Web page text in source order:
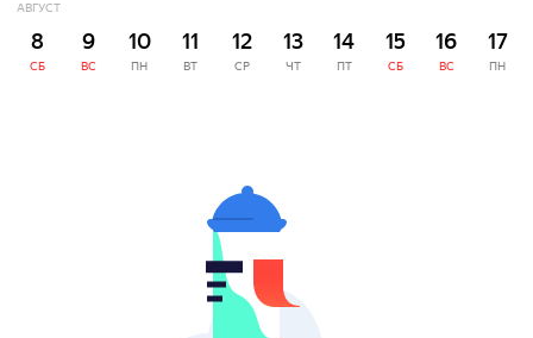
АВГУСТ
8
СБ
9
ВС
10
ПН
11
ВТ
12
СР
13
ЧТ
14
ПТ
15
СБ
16
ВС
17
ПН